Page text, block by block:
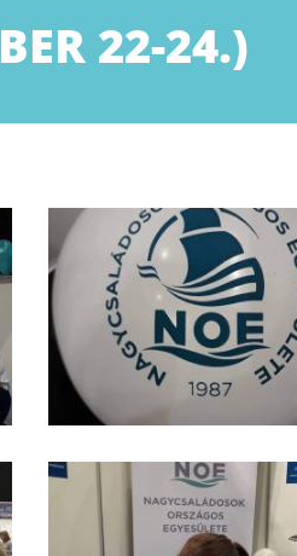
22-24.)